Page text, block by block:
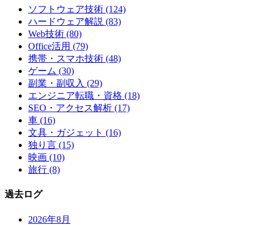
ソフトウェア技術 (124)
ハードウェア解説 (83)
Web技術 (80)
Office活用 (79)
携帯・スマホ技術 (48)
ゲーム (30)
副業・副収入 (29)
エンジニア転職・資格 (18)
SEO・アクセス解析 (17)
車 (16)
文具・ガジェット (16)
独り言 (15)
映画 (10)
旅行 (8)
過去ログ
2026年8月